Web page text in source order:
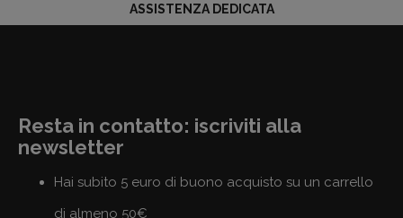
ASSISTENZA DEDICATA
Resta in contatto: iscriviti alla
newsletter
Hai subito 5 euro di buono acquisto su un carrello
di almeno 50€